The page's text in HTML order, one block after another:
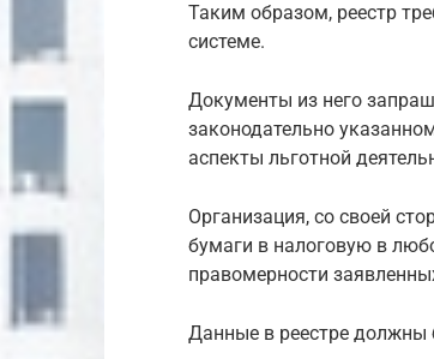
Таким образом, реестр
системе.
Документы из него
законодательно
аспекты льготной
Организация, со своей
бумаги в налоговую в
правомерности
Данные в реестре